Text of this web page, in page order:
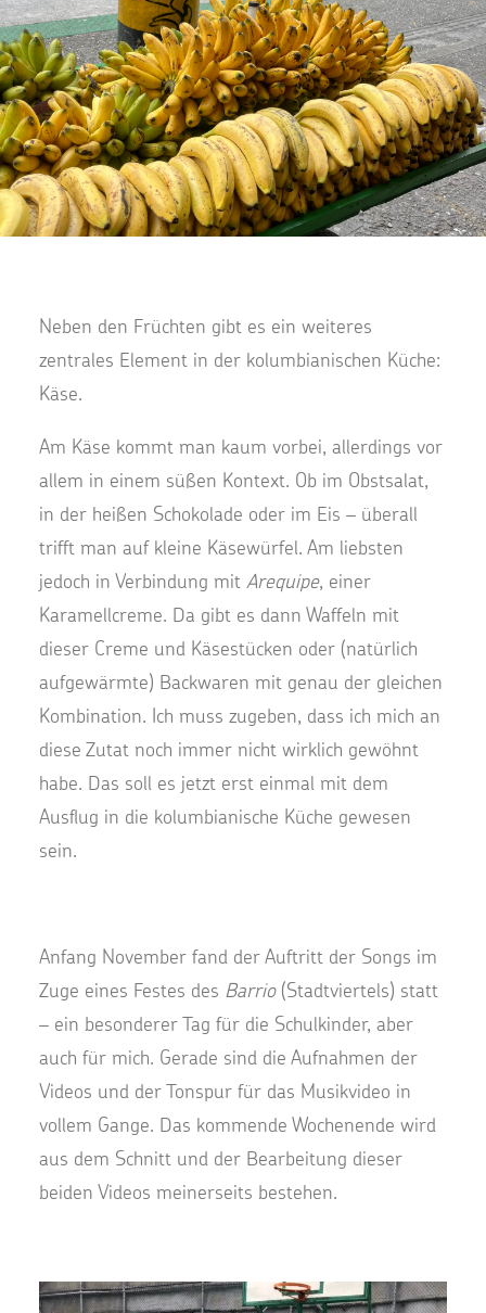
Neben den Früchten gibt es ein weiteres
zentrales Element in der kolumbianischen Küche:
Käse.
Am Käse kommt man kaum vorbei, allerdings vor
allem in einem süßen Kontext. Ob im Obstsalat,
in der heißen Schokolade oder im Eis – überall
trifft man auf kleine Käsewürfel. Am liebsten
jedoch in Verbindung mit Arequipe, einer
Karamellcreme. Da gibt es dann Waffeln mit
dieser Creme und Käsestücken oder (natürlich
aufgewärmte) Backwaren mit genau der gleichen
Kombination. Ich muss zugeben, dass ich mich an
diese Zutat noch immer nicht wirklich gewöhnt
habe. Das soll es jetzt erst einmal mit dem
Ausflug in die kolumbianische Küche gewesen
sein.
Anfang November fand der Auftritt der Songs im
Zuge eines Festes des Barrio(Stadtviertels) statt
– ein besonderer Tag für die Schulkinder, aber
auch für mich. Gerade sind die Aufnahmen der
Videos und der Tonspur für das Musikvideo in
vollem Gange. Das kommende Wochenende wird
aus dem Schnitt und der Bearbeitung dieser
beiden Videos meinerseits bestehen.